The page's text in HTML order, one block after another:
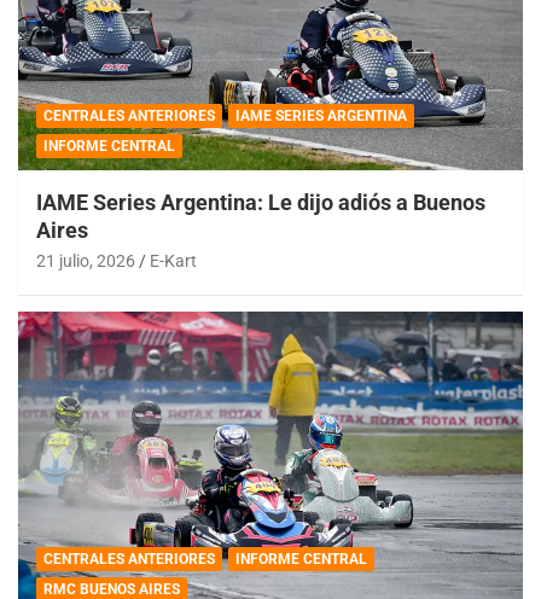
CENTRALES ANTERIORES
IAME SERIES ARGENTINA
INFORME CENTRAL
IAME Series Argentina: Le dijo adiós a Buenos
Aires
21 julio, 2026 E-Kart
CENTRALES ANTERIORES
INFORME CENTRAL
RMC BUENOS AIRES